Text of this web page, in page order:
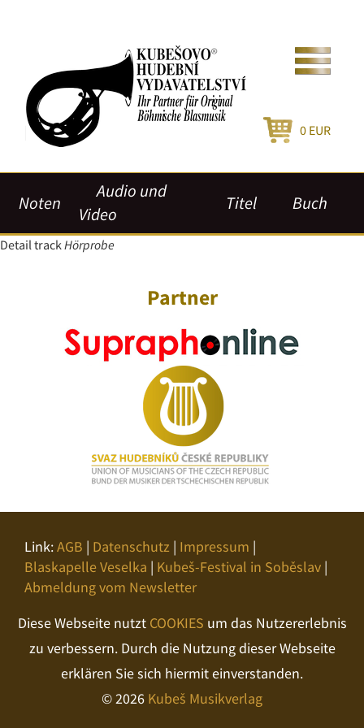
0 EUR
Noten
Audio und
Video
Titel Buch
Detail trackHörprobe
Partner
Link:AGB | Datenschutz | Impressum |
Blaskapelle Veselka | Kubeš-Festival in Soběslav |
Abmeldung vom Newsletter
Diese Webseite nutzt COOKIES um das Nutzererlebnis
zu verbessern. Durch die Nutzung dieser Webseite
erklären Sie sich hiermit einverstanden.
© 2026 Kubeš Musikverlag